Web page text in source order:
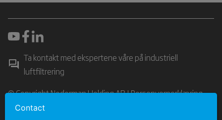
Ta kontakt med ekspertene våre på industriell
luftfiltrering
© Copyright Nederman Holding AB |Personvernerklæring
Contact